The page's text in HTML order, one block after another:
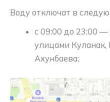
Воду отключат в
с 09:00 до 23:00 —
улицами Куланак,
Ахунбаева;